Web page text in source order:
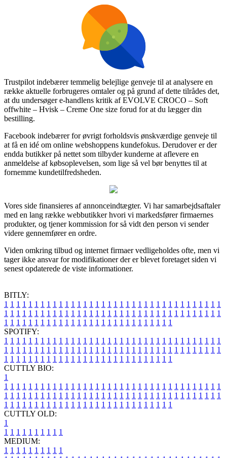
Trustpilot indebærer temmelig belejlige genveje til at analysere en
række aktuelle forbrugeres omtaler og på grund af dette tilrådes det,
at du undersøger e-handlens kritik af EVOLVE CROCO – Soft
offwhite – Hvisk – Creme One size forud for at du lægger din
bestilling.
Facebook indebærer for øvrigt forholdsvis ønskværdige genveje til
at få en idé om online webshoppens kundefokus. Derudover er der
endda butikker på nettet som tilbyder kunderne at aflevere en
anmeldelse af købsoplevelsen, som lige så vel bør benyttes til at
fornemme kundetilfredsheden.
Vores side finansieres af annonceindtægter. Vi har samarbejdsaftaler
med en lang række webbutikker hvori vi markedsfører firmaernes
produkter, og tjener kommission for så vidt den person vi sender
videre gennemfører en ordre.
Viden omkring tilbud og internet firmaer vedligeholdes ofte, men vi
tager ikke ansvar for modifikationer der er blevet foretaget siden vi
senest opdaterede de viste informationer.
BITLY:
1 1 1 1 1 1 1 1 1 1 1 1 1 1 1 1 1 1 1 1 1 1 1 1 1 1 1 1 1 1 1 1 1 1 1 1
1 1 1 1 1 1 1 1 1 1 1 1 1 1 1 1 1 1 1 1 1 1 1 1 1 1 1 1 1 1 1 1 1 1 1 1
1 1 1 1 1 1 1 1 1 1 1 1 1 1 1 1 1 1 1 1 1 1 1 1 1 1 1 1
SPOTIFY:
1 1 1 1 1 1 1 1 1 1 1 1 1 1 1 1 1 1 1 1 1 1 1 1 1 1 1 1 1 1 1 1 1 1 1 1
1 1 1 1 1 1 1 1 1 1 1 1 1 1 1 1 1 1 1 1 1 1 1 1 1 1 1 1 1 1 1 1 1 1 1 1
1 1 1 1 1 1 1 1 1 1 1 1 1 1 1 1 1 1 1 1 1 1 1 1 1 1 1 1
CUTTLY BIO:
1
1 1 1 1 1 1 1 1 1 1 1 1 1 1 1 1 1 1 1 1 1 1 1 1 1 1 1 1 1 1 1 1 1 1 1 1
1 1 1 1 1 1 1 1 1 1 1 1 1 1 1 1 1 1 1 1 1 1 1 1 1 1 1 1 1 1 1 1 1 1 1 1
1 1 1 1 1 1 1 1 1 1 1 1 1 1 1 1 1 1 1 1 1 1 1 1 1 1 1 1
CUTTLY OLD:
1
1 1 1 1 1 1 1 1 1 1
MEDIUM:
1 1 1 1 1 1 1 1 1 1